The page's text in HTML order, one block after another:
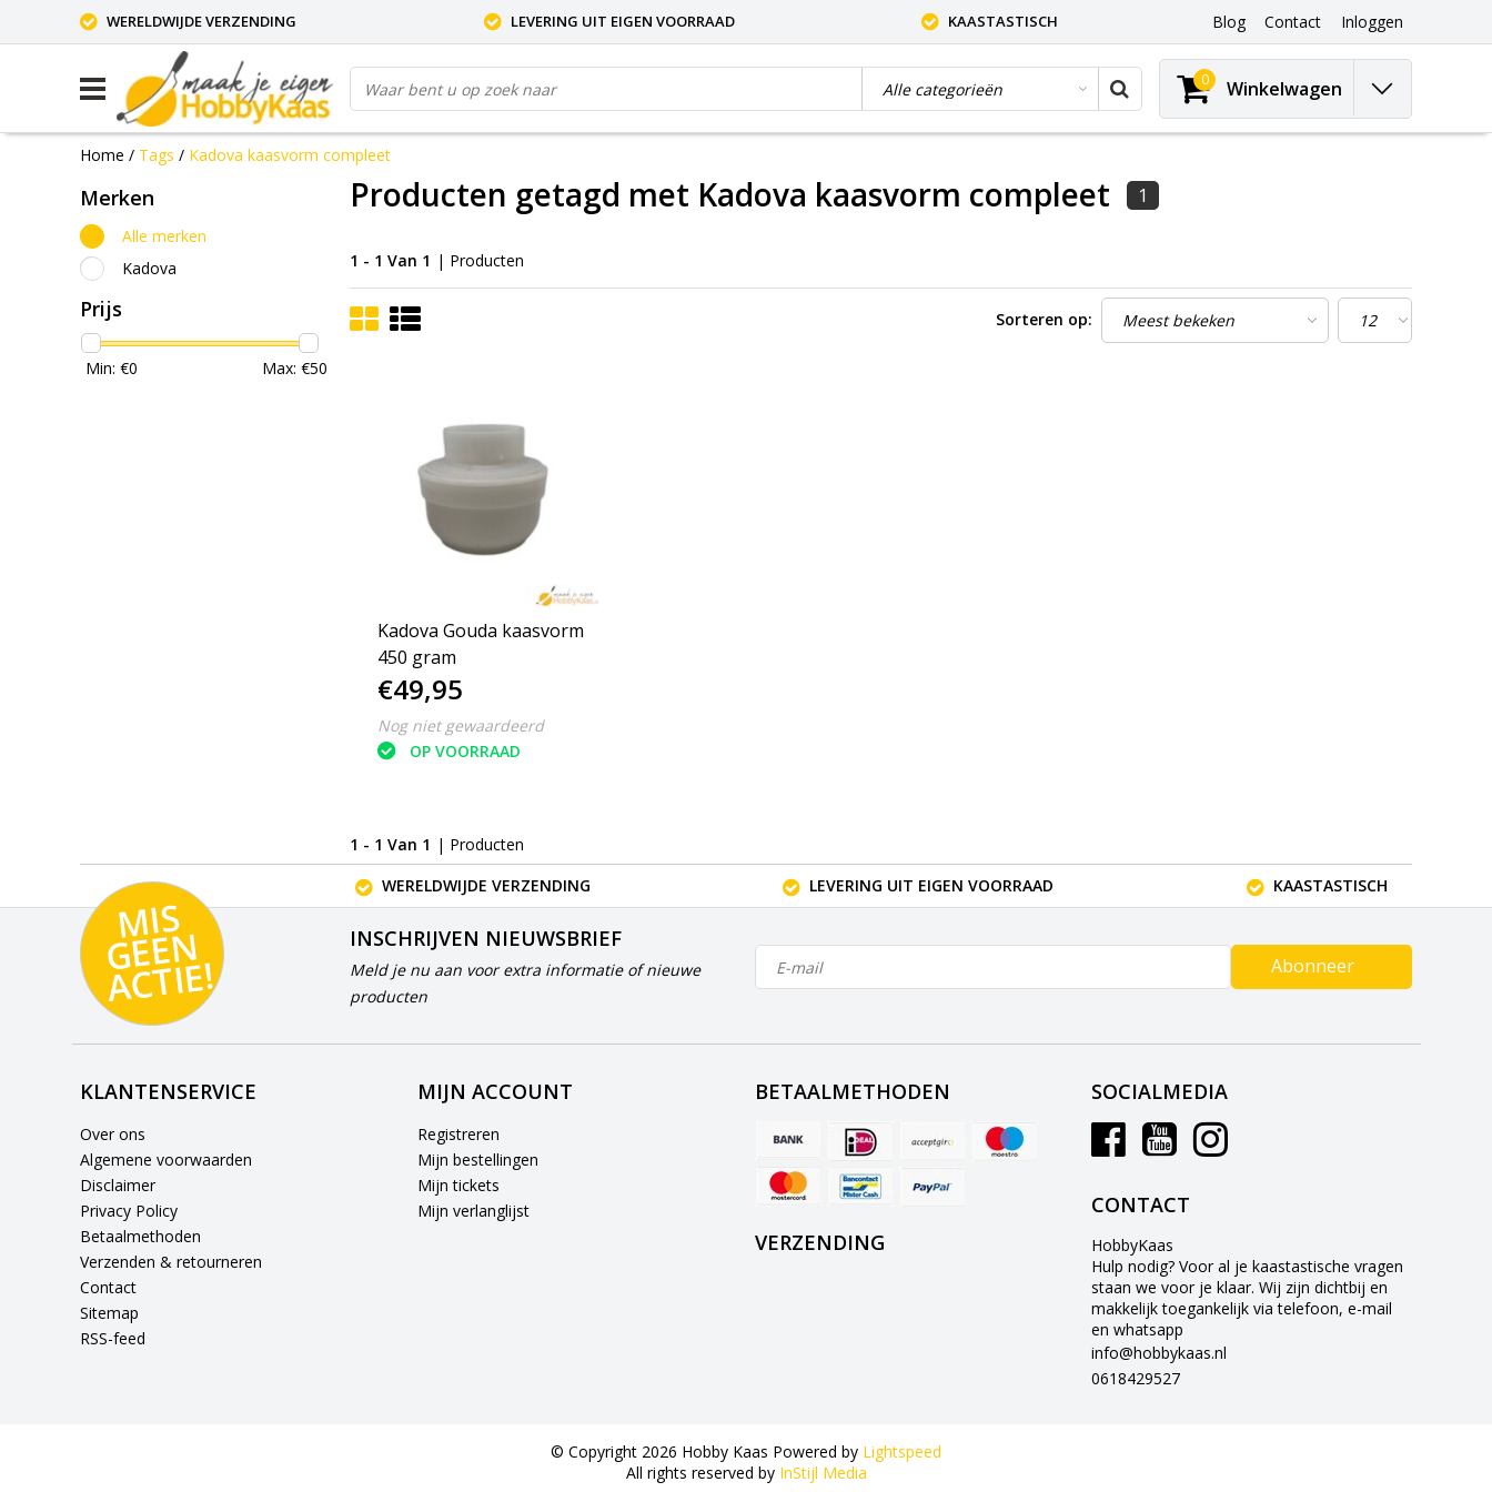
WERELDWIJDE VERZENDING LEVERING UIT EIGEN VOORRAAD KAASTASTISCH Blog Contact Inloggen
0 Winkelwagen
Home / Tags / Kadova kaasvorm compleet
Merken
Alle merken
Kadova
Prijs
Min: €0 Max: €50
Producten getagd met Kadova kaasvorm compleet 1
1 - 1 Van 1 | Producten
Sorteren op:
Kadova Gouda kaasvorm
450 gram
€49,95
Nog niet gewaardeerd
OP VOORRAAD
1 - 1 Van 1 | Producten
WERELDWIJDE VERZENDING
LEVERING UIT EIGEN VOORRAAD KAASTASTISCH
MI
S
G
E
E
N
A
C
TI
E!
INSCHRIJVEN NIEUWSBRIEF
Meld je nu aan voor extra informatie of nieuwe
producten
Abonneer
KLANTENSERVICE
Over ons
Algemene voorwaarden
Disclaimer
Privacy Policy
Betaalmethoden
Verzenden & retourneren
Contact
Sitemap
RSS-feed
MIJN ACCOUNT
Registreren
Mijn bestellingen
Mijn tickets
Mijn verlanglijst
BETAALMETHODEN
VERZENDING
SOCIALMEDIA
CONTACT
HobbyKaas
Hulp nodig? Voor al je kaastastische vragen
staan we voor je klaar. Wij zijn dichtbij en
makkelijk toegankelijk via telefoon, e-mail
en whatsapp
info@hobbykaas.nl
0618429527
© Copyright 2026 Hobby Kaas Powered by Lightspeed
All rights reserved by InStijl Media